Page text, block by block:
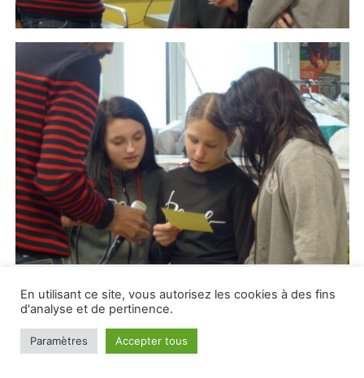
En utilisant ce site, vous autorisez les cookies à des fins
d'analyse et de pertinence.
Paramètres Accepter tous